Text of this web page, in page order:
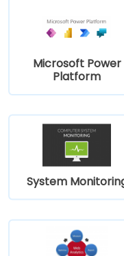
Microsoft Power
Platform
System